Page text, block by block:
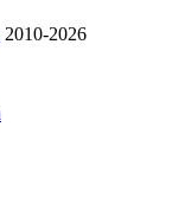
2010-2026